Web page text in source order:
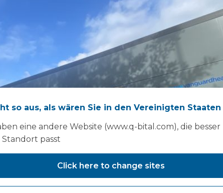
so aus, als wären Sie in den Vereinigten Staaten
eine andere Website (www.q-bital.com), die besser
passt
Click here to change sites